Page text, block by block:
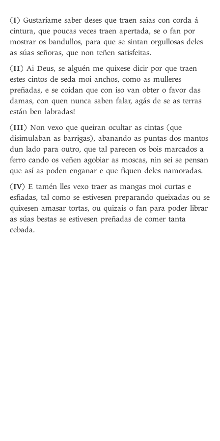
(I) Gustaríame saber deses que traen saias con corda á
cintura, que poucas veces traen apertada, se o fan por
mostrar os bandullos, para que se sintan orgullosas deles
as súas señoras, que non teñen satisfeitas.
(II) Ai Deus, se alguén me quixese dicir por que traen
estes cintos de seda moi anchos, como as mulleres
preñadas, e se coidan que con iso van obter o favor das
damas, con quen nunca saben falar, agás de se as terras
están ben labradas!
(III) Non vexo que queiran ocultar as cintas (que
disimulaban as barrigas), abanando as puntas dos mantos
dun lado para outro, que tal parecen os bois marcados a
ferro cando os veñen agobiar as moscas, nin sei se pensan
que así as poden enganar e que fiquen deles namoradas.
(IV) E tamén lles vexo traer as mangas moi curtas e
esfiadas, tal como se estivesen preparando queixadas ou se
quixesen amasar tortas, ou quizais o fan para poder librar
as súas bestas se estivesen preñadas de comer tanta
cebada.